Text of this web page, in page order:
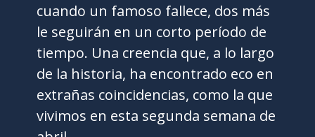
cuando un famoso fallece, dos más
le seguirán en un corto período de
tiempo. Una creencia que, a lo largo
de la historia, ha encontrado eco en
extrañas coincidencias, como la que
vivimos en esta segunda semana de